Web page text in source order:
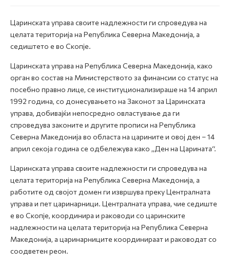
Царинската управа своите надлежности ги спроведува на
целата територија на Република Северна Македонија, а
седиштето е во Скопје.
Царинската управа на Република Северна Македонија, како
орган во состав на Министерството за финансии со статус на
посебно правно лице, се институционализираше на 14 април
1992 година, со донесувањето на Законот за Царинската
управа, добивајќи непосредно овластување да ги
спроведува законите и другите прописи на Република
Северна Македонија во областа на царините и овој ден – 14
април секоја година се одбележува како „Ден на Царината“.
Царинската управа своите надлежности ги спроведува на
целата територија на Република Северна Македонија, а
работите од својот домен ги извршува преку Централната
управа и пет царинарници. Централната управа, чие седиште
е во Скопје, координира и раководи со царинските
надлежности на целата територија на Република Северна
Македонија, а царинарниците координираат и раководат со
соодветен реон.